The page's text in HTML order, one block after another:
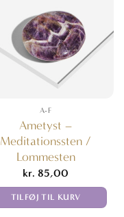
A-F
Ametyst –
Meditationssten /
Lommesten
kr. 85,00
TILFØJ TIL KURV